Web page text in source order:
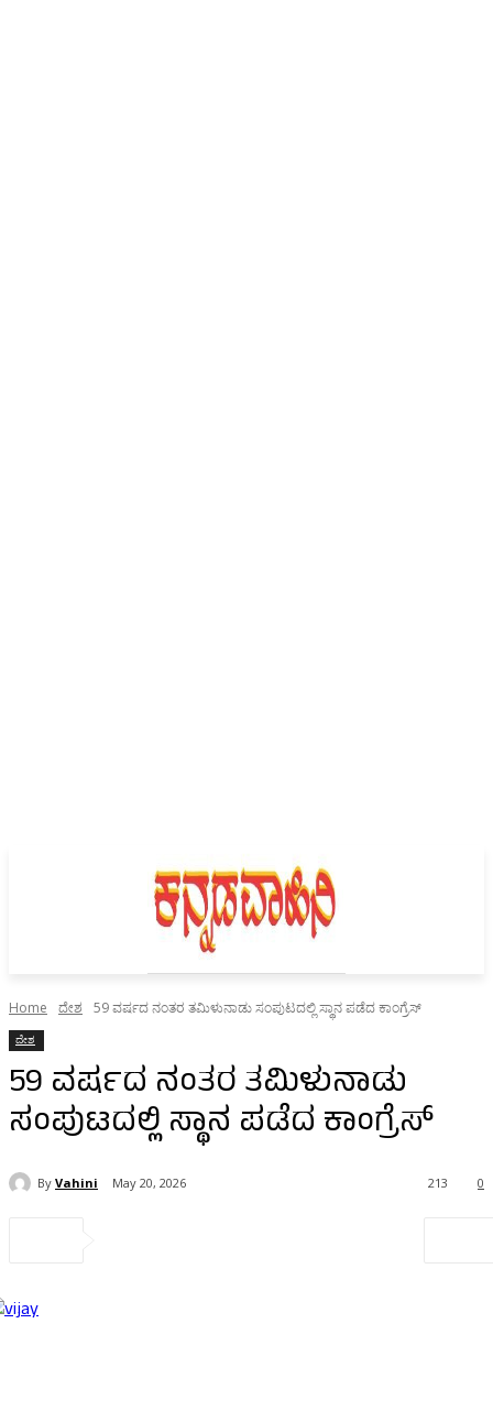
Home ದೇಶ 59 ವರ್ಷದ ನಂತರ ತಮಿಳುನಾಡು ಸಂಪುಟದಲ್ಲಿ ಸ್ಥಾನ ಪಡೆದ ಕಾಂಗ್ರೆಸ್‌
ದೇಶ
59 ವರ್ಷದ ನಂತರ ತಮಿಳುನಾಡು
ಸಂಪುಟದಲ್ಲಿ ಸ್ಥಾನ ಪಡೆದ ಕಾಂಗ್ರೆಸ್‌
By Vahini May 20, 2026 0
213